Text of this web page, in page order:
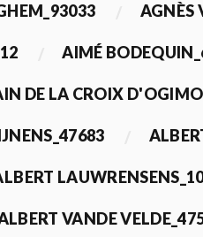
AGNÈS
AIMÉ
DE LA CROIX
VANDE